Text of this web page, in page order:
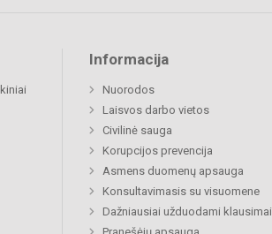
Informacija
Nuorodos
Laisvos darbo vietos
Civilinė sauga
Korupcijos prevencija
Asmens duomenų apsauga
Konsultavimasis su visuomene
Dažniausiai užduodami klausimai